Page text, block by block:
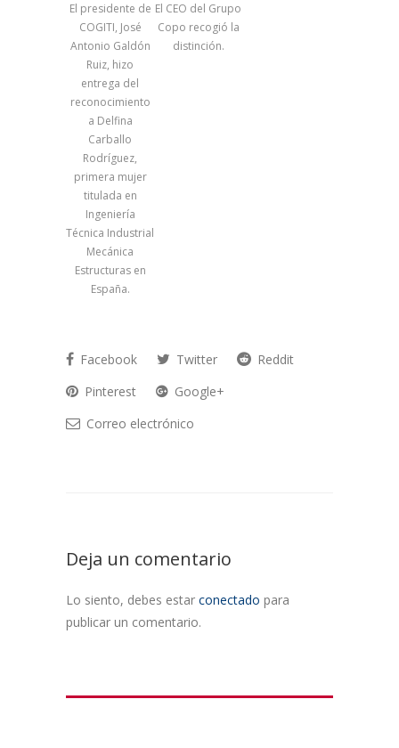
El presidente de
COGITI, José
Antonio Galdón
Ruiz, hizo
entrega del
reconocimiento
a Delfina
Carballo
Rodríguez,
primera mujer
titulada en
Ingeniería
Técnica Industrial
Mecánica
Estructuras en
España.
El CEO del Grupo
Copo recogió la
distinción.
Facebook Twitter
Reddit
Pinterest
Google+
Correo electrónico
Deja un comentario
Lo siento, debes estar conectado para
publicar un comentario.